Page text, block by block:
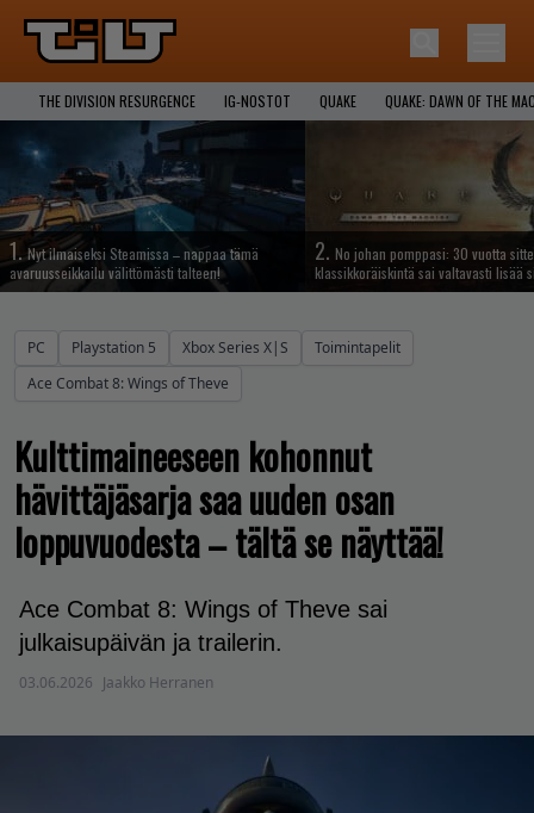
THE DIVISION RESURGENCE IG-NOSTOT QUAKE QUAKE: DAWN OF THE
1. Nyt ilmaiseksi Steamissa – nappaa tämä
avaruusseikkailu välittömästi talteen!
2. No johan pomppasi: 30 vuotta
klassikkoräiskintä sai valtavasti lisää
PC Playstation 5 Xbox Series X|S
Toimintapelit
Ace Combat 8: Wings of Theve
Kulttimaineeseen kohonnut
hävittäjäsarja saa uuden osan
loppuvuodesta – tältä se näyttää!
Ace Combat 8: Wings of Theve sai
julkaisupäivän ja trailerin.
03.06.2026 Jaakko Herranen